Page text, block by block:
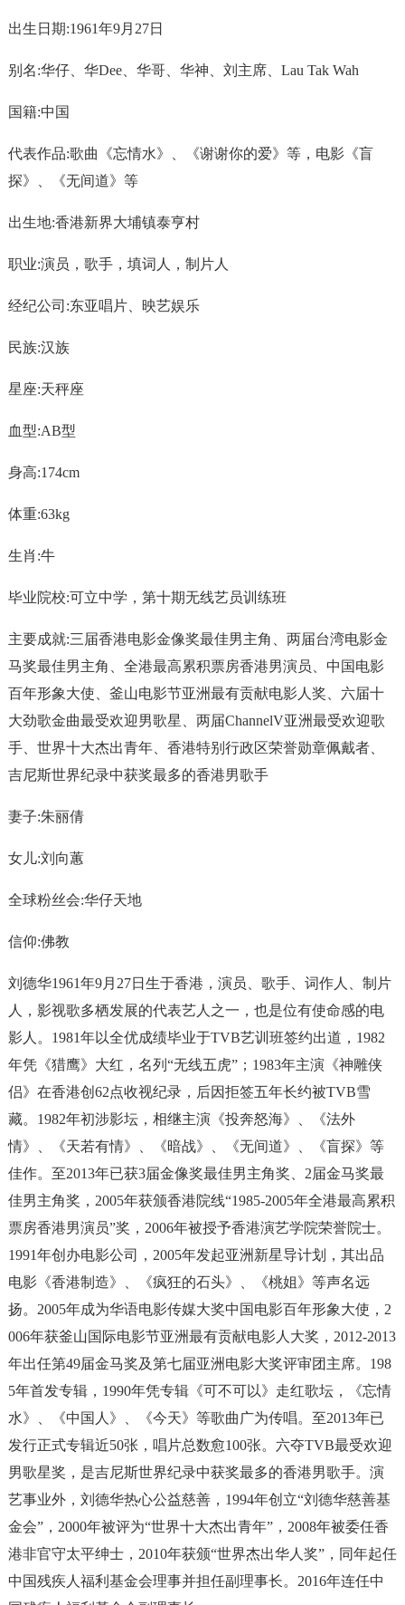
出生日期:1961年9月27日
别名:华仔、华Dee、华哥、华神、刘主席、Lau Tak Wah
国籍:中国
代表作品:歌曲《忘情水》、《谢谢你的爱》等，电影《盲
探》、《无间道》等
出生地:香港新界大埔镇泰亨村
职业:演员，歌手，填词人，制片人
经纪公司:东亚唱片、映艺娱乐
民族:汉族
星座:天秤座
血型:AB型
身高:174cm
体重:63kg
生肖:牛
毕业院校:可立中学，第十期无线艺员训练班
主要成就:三届香港电影金像奖最佳男主角、两届台湾电影金
马奖最佳男主角、全港最高累积票房香港男演员、中国电影
百年形象大使、釜山电影节亚洲最有贡献电影人奖、六届十
大劲歌金曲最受欢迎男歌星、两届ChannelV亚洲最受欢迎歌
手、世界十大杰出青年、香港特别行政区荣誉勋章佩戴者、
吉尼斯世界纪录中获奖最多的香港男歌手
妻子:朱丽倩
女儿:刘向蕙
全球粉丝会:华仔天地
信仰:佛教
刘德华1961年9月27日生于香港，演员、歌手、词作人、制片
人，影视歌多栖发展的代表艺人之一，也是位有使命感的电
影人。1981年以全优成绩毕业于TVB艺训班签约出道，1982
年凭《猎鹰》大红，名列“无线五虎”；1983年主演《神雕侠
侣》在香港创62点收视纪录，后因拒签五年长约被TVB雪
藏。1982年初涉影坛，相继主演《投奔怒海》、《法外
情》、《天若有情》、《暗战》、《无间道》、《盲探》等
佳作。至2013年已获3届金像奖最佳男主角奖、2届金马奖最
佳男主角奖，2005年获颁香港院线“1985-2005年全港最高累积
票房香港男演员”奖，2006年被授予香港演艺学院荣誉院士。
1991年创办电影公司，2005年发起亚洲新星导计划，其出品
电影《香港制造》、《疯狂的石头》、《桃姐》等声名远
扬。2005年成为华语电影传媒大奖中国电影百年形象大使，2
006年获釜山国际电影节亚洲最有贡献电影人大奖，2012-2013
年出任第49届金马奖及第七届亚洲电影大奖评审团主席。198
5年首发专辑，1990年凭专辑《可不可以》走红歌坛，《忘情
水》、《中国人》、《今天》等歌曲广为传唱。至2013年已
发行正式专辑近50张，唱片总数愈100张。六夺TVB最受欢迎
男歌星奖，是吉尼斯世界纪录中获奖最多的香港男歌手。演
艺事业外，刘德华热心公益慈善，1994年创立“刘德华慈善基
金会”，2000年被评为“世界十大杰出青年”，2008年被委任香
港非官守太平绅士，2010年获颁“世界杰出华人奖”，同年起任
中国残疾人福利基金会理事并担任副理事长。2016年连任中